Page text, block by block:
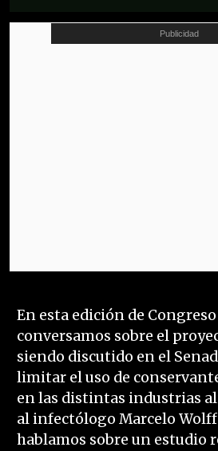
En esta edición de
conversamos sobre el
siendo discutido en el
limitar el uso de
en las distintas industrias
al infectólogo Marcelo
hablamos sobre un estudio